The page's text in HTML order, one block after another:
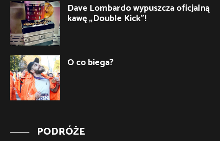
Dave Lombardo wypuszcza oficjalną
kawę „Double Kick”!
O co biega?
PODRÓŻE